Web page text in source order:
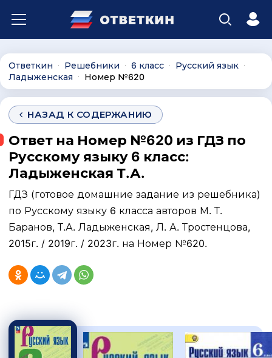
Ответкин ∙ Решебники ∙ 6 класс ∙ Русский язык ∙
Ладыженская ∙ Номер №620
НАЗАД К СОДЕРЖАНИЮ
Ответ на Номер №620 из ГДЗ по
Русскому языку 6 класс:
Ладыженская Т.А.
ГДЗ (готовое домашние задание из решебника)
по Русскому языку 6 класса авторов М. Т.
Баранов, Т.А. Ладыженская, Л. А. Тростенцова,
2015г. / 2019г. / 2023г. на Номер №620.